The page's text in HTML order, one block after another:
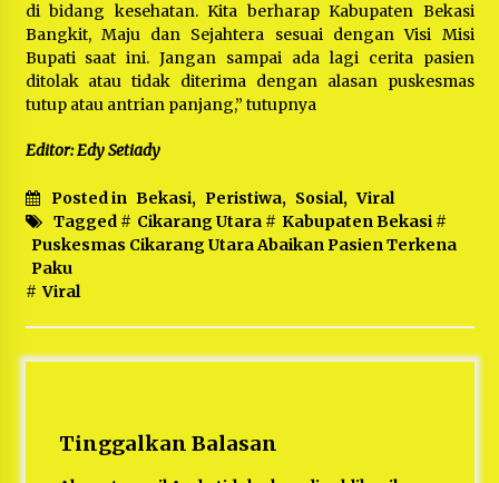
di bidang kesehatan. Kita berharap Kabupaten Bekasi
Bangkit, Maju dan Sejahtera sesuai dengan Visi Misi
Bupati saat ini. Jangan sampai ada lagi cerita pasien
ditolak atau tidak diterima dengan alasan puskesmas
tutup atau antrian panjang,” tutupnya
Editor: Edy Setiady
Posted in Bekasi, Peristiwa, Sosial, Viral
Tagged # Cikarang Utara# Kabupaten Bekasi#
Puskesmas Cikarang Utara Abaikan Pasien Terkena
Paku
# Viral
Tinggalkan Balasan